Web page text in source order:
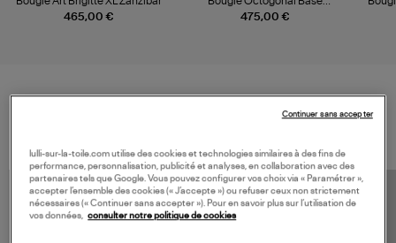
465,00 € 475,00 €
Golden Vanilla
lulli-sur-la-toile.com utilise des cookies et technologies similaires à des fins de
performance, personnalisation, publicité et analyses, en collaboration avec des
partenaires tels que Google. Vous pouvez configurer vos choix via « Paramétrer »,
accepter l’ensemble des cookies (« J’accepte ») ou refuser ceux non strictement
nécessaires (« Continuer sans accepter »). Pour en savoir plus sur l’utilisation de
vos données, consulter notre politique de cookies
Continuer sans accepter